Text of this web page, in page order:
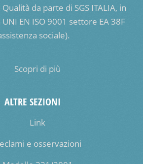
da parte di SGS ITALIA, in
EN ISO 9001 settore EA 38F
sociale).
Scopri di più
ALTRE SEZIONI
Link
e osservazioni